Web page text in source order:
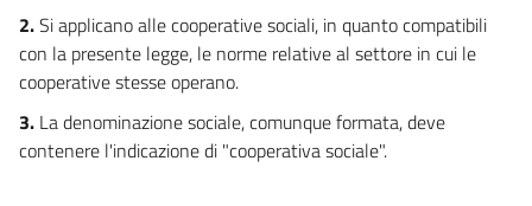
2.Si applicano alle cooperative sociali, in quanto compatibili
con la presente legge, le norme relative al settore in cui le
cooperative stesse operano.
3. La denominazione sociale, comunque formata, deve
contenere l'indicazione di "cooperativa sociale".